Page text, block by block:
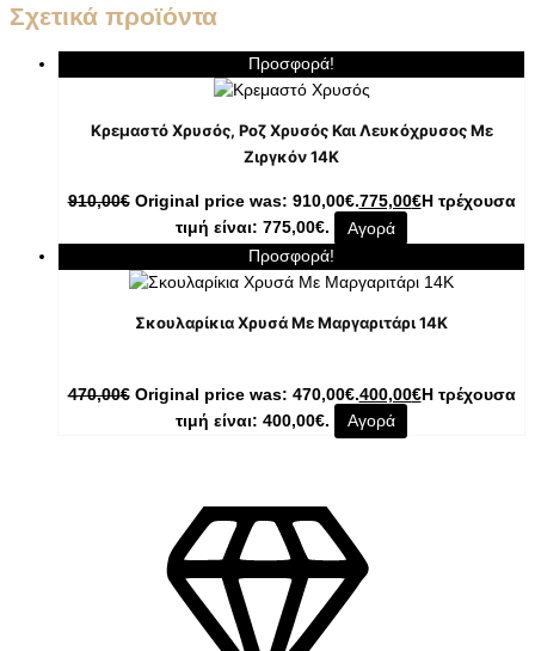
Σχετικά προϊόντα
Προσφορά!
Κρεμαστό Χρυσός, Ροζ Χρυσός Και Λευκόχρυσος Με
Ζιργκόν 14K
910,00€ Original price was: 910,00€.775,00€Η τρέχουσα
τιμή είναι: 775,00€.
Αγορά
Προσφορά!
Σκουλαρίκια Χρυσά Με Μαργαριτάρι 14K
470,00€ Original price was: 470,00€.400,00€Η τρέχουσα
τιμή είναι: 400,00€.
Αγορά